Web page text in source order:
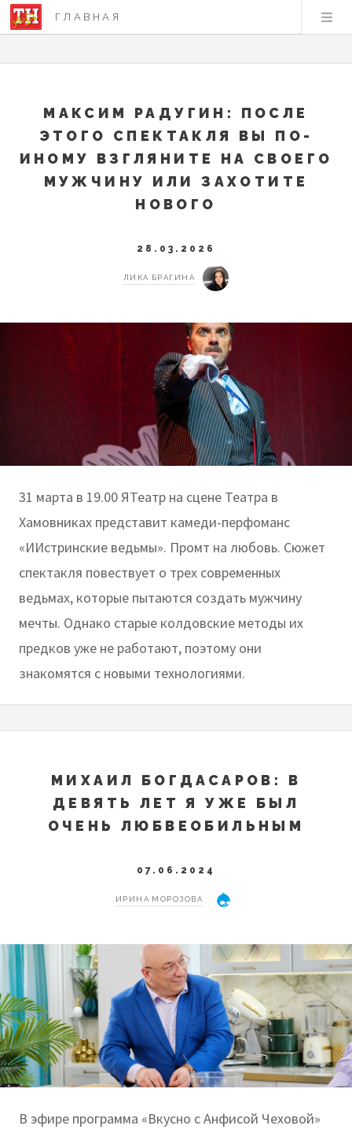
ГЛАВНАЯ
МАКСИМ РАДУГИН: ПОСЛЕ
ЭТОГО СПЕКТАКЛЯ ВЫ ПО-
ИНОМУ ВЗГЛЯНИТЕ НА СВОЕГО
МУЖЧИНУ ИЛИ ЗАХОТИТЕ
НОВОГО
28.03.2026
ЛИКА БРАГИНА
31 марта в 19.00 ЯТеатр на сцене Театра в
Хамовниках представит камеди-перфоманс
«ИИстринские ведьмы». Промт на любовь. Сюжет
спектакля повествует о трех современных
ведьмах, которые пытаются создать мужчину
мечты. Однако старые колдовские методы их
предков уже не работают, поэтому они
знакомятся с новыми технологиями.
МИХАИЛ БОГДАСАРОВ: В
ДЕВЯТЬ ЛЕТ Я УЖЕ БЫЛ
ОЧЕНЬ ЛЮБВЕОБИЛЬНЫМ
07.06.2024
ИРИНА МОРОЗОВА
В эфире программа «Вкусно с Анфисой Чеховой»